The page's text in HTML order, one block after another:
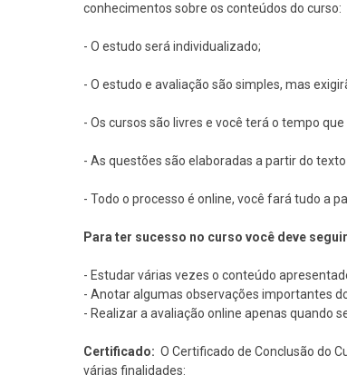
conhecimentos sobre os conteúdos do curso:
- O estudo será individualizado;
- O estudo e avaliação são simples, mas
- Os cursos são livres e você terá o tempo
- As questões são elaboradas a partir do
- Todo o processo é online, você fará tudo a
Para ter sucesso no curso você deve
- Estudar várias vezes o conteúdo
- Anotar algumas observações importantes
- Realizar a avaliação online apenas quando
Certificado: O Certificado de Conclusão do
várias finalidades: